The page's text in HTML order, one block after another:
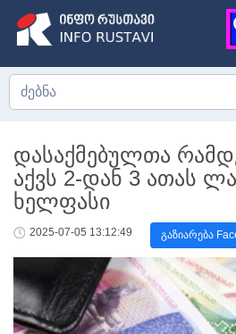
დასაქმებულთა
აქვს 2-დან 3 ათას
ხელფასი
2025-07-05 13:12:49 გაზიარება